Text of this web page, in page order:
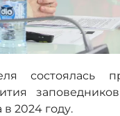
состоялась
2024 году.